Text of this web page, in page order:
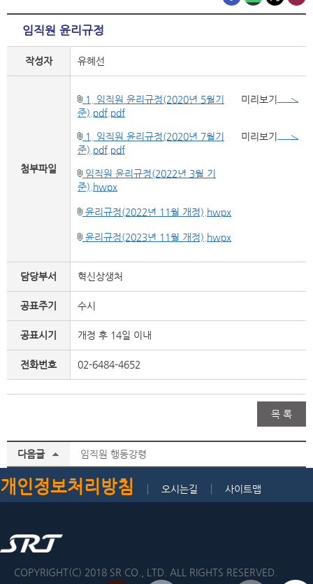
임직원 윤리규정
작성자 유혜선
첨부파일
1. 임직원 윤리규정(2020년 5월기
준).pdf.pdf
미리보기
1. 임직원 윤리규정(2020년 7월기
준).pdf.pdf
미리보기
임직원 윤리규정(2022년 3월 기
준).hwpx
윤리규정(2022년 11월 개정).hwpx
윤리규정(2023년 11월 개정).hwpx
담당부서 혁신상생처
공표주기 수시
공표시기 개정 후 14일 이내
전화번호 02-6484-4652
목 록
다음글 임직원 행동강령
개인정보처리방침 오시는길 사이트맵
COPYRIGHT(C) 2018 SR CO., LTD. ALL RIGHTS RESERVED.